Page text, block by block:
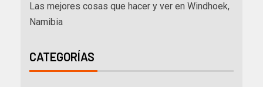
Las mejores cosas que hacer y ver en Windhoek,
Namibia
CATEGORÍAS